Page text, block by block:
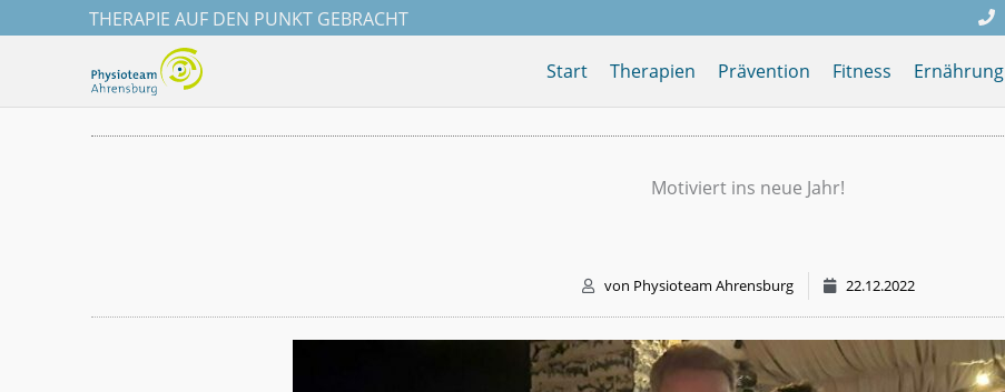
Inhalt
THERAPIE AUF DEN PUNKT GEBRACHT
Start Therapien Prävention Fitness Ernährung
Motiviert ins neue Jahr!
von Physioteam Ahrensburg 22.12.2022